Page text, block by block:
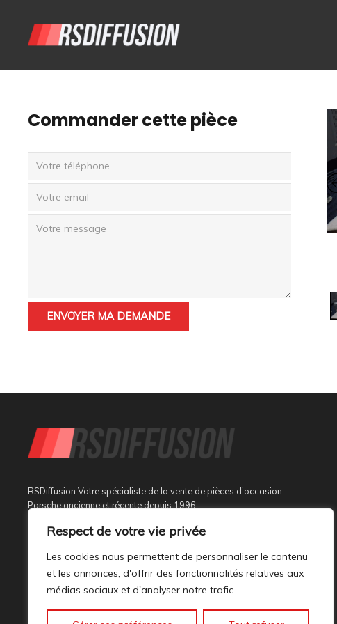
Respect de votre vie privée
Les cookies nous permettent de personnaliser le contenu
et les annonces, d'offrir des fonctionnalités relatives aux
médias sociaux et d'analyser notre trafic.
Commander cette pièce
RSDiffusion Votre spécialiste de la vente de pièces d’occasion
Porsche ancienne et récente depuis 1996
Implantée à Sainte Tulle dans le département des Alpes de
Provence, au sein d’un bâtiment tout neuf de 1000M², son
activité est dédiée à la marque PORSCHE.